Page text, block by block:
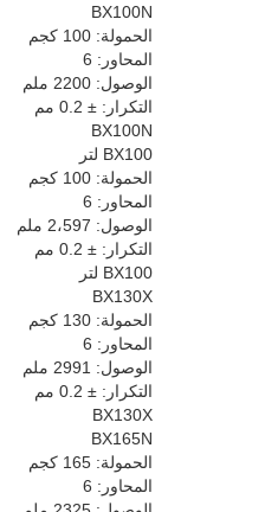
BX100N
الحمولة: 100 كجم
المحاور: 6
الوصول: 2200 ملم
التكرار: ± 0.2 مم
BX100N
BX100 لتر
الحمولة: 100 كجم
المحاور: 6
الوصول: 2،597 ملم
التكرار: ± 0.2 مم
BX100 لتر
BX130X
الحمولة: 130 كجم
المحاور: 6
الوصول: 2991 ملم
التكرار: ± 0.2 مم
BX130X
BX165N
الحمولة: 165 كجم
المحاور: 6